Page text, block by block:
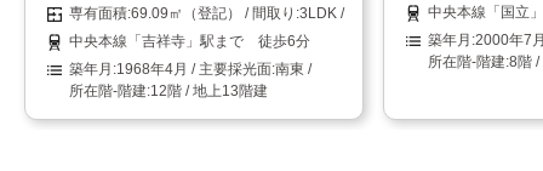
69.09㎡（登記）
3LDK
中央本線「吉祥寺」駅まで 徒歩6分
1968年4月
南東
12階 / 地上13階建
中央本線「国立
2000年7
8階 /